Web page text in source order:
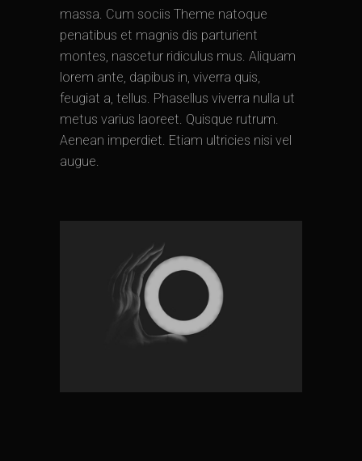
massa. Cum sociis Theme natoque
penatibus et magnis dis parturient
montes, nascetur ridiculus mus. Aliquam
lorem ante, dapibus in, viverra quis,
feugiat a, tellus. Phasellus viverra nulla ut
metus varius laoreet. Quisque rutrum.
Aenean imperdiet. Etiam ultricies nisi vel
augue.